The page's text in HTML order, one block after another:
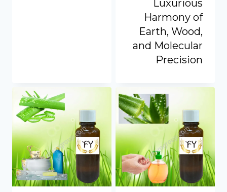
Luxurious
Harmony of
Earth, Wood,
and Molecular
Precision
Portuguese
Spanish (Colombia)